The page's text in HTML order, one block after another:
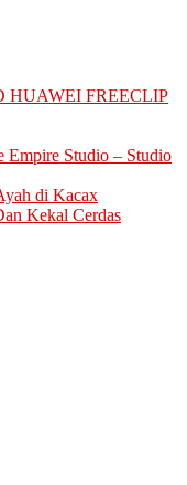
HUAWEI FREECLIP
Empire Studio – Studio
di Kacax
Kekal Cerdas